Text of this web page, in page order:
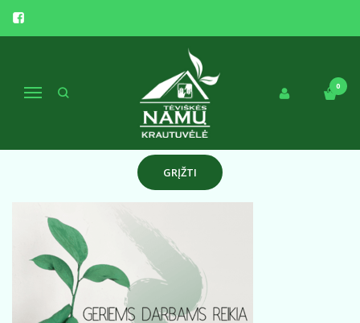
Navigacija
0
MB SIGNUMUS
Pirkite pagal gamintoją
Atsiprašome, tačiau pasirinkto gamintojo prekių šiuo metu
GRĮŽTI